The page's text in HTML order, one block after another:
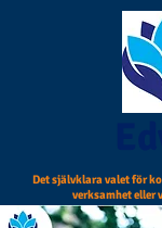
Det självklara valet för
verksamhet eller